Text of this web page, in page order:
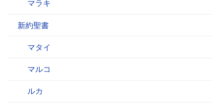
マラキ
新約聖書
マタイ
マルコ
ルカ